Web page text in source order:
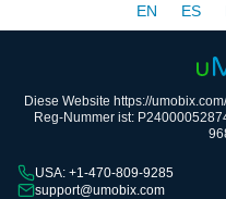
EN
ES
Diese Website https://
Reg-Nummer ist:
USA: +1-470-809-9285
support@umobix.com